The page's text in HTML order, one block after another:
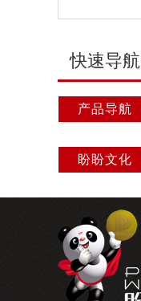
快速导航
产品导航
盼盼文化